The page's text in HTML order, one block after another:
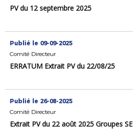
PV du 12 septembre 2025
Publié le 09-09-2025
Comité Directeur
ERRATUM Extrait PV du 22/08/25
Publié le 26-08-2025
Comité Directeur
Extrait PV du 22 août 2025 Groupes